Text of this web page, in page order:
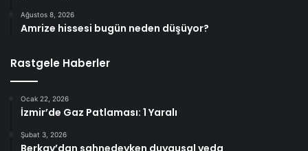
Ağustos 8, 2026
Amrize hissesi bugün neden düşüyor?
Rastgele Haberler
Ocak 22, 2026
İzmir’de Gaz Patlaması: 1 Yaralı
Şubat 3, 2026
Berkay’dan sahnedeyken duygusal veda